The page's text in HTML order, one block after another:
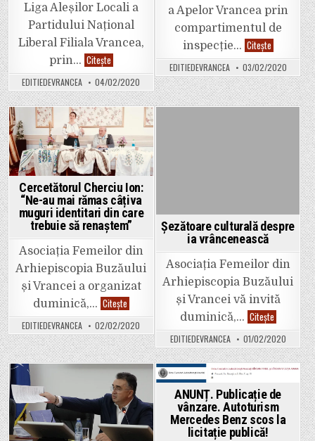
Liga Aleșilor Locali a
Partidului Național
Liberal Filiala Vrancea,
prin… CiteșteLiga
Aleșilor
Locali
a
depus
astăzi
o
plângere
prealabilă
la
Consiliul
Județean
prin
care
sesizează
modul
discreționar
de
împărțire
a
banului
public
EDITIEDEVRANCEA 04/02/2020
a Apelor Vrancea prin
compartimentul de
inspecție… CiteșteSGA
a
derulat
controale
pe
principalele
cursuri
de
sistemului
EDITIEDEVRANCEA 03/02/2020
Posted
in
Cercetătorul Cherciu Ion:
“Ne-au mai rămas câțiva
muguri identitari din care
trebuie să renaștem”
Asociația Femeilor din
Arhiepiscopia Buzăului
și Vrancei a organizat
duminică,… CiteșteCercetătorul
Cherciu
Ion:
“Ne-
au
mai
rămas
câțiva
muguri
identitari
din
care
trebuie
să
renaștem”
EDITIEDEVRANCEA 02/02/2020
Șezătoare culturală despre
ia vrâncenească
Asociația Femeilor din
Arhiepiscopia Buzăului
și Vrancei vă invită
duminică,… CiteșteȘezătoare
culturală
despre
ia
EDITIEDEVRANCEA 01/02/2020
Posted
in
Posted
in
ANUNȚ. Publicație de
vânzare. Autoturism
Mercedes Benz scos la
licitație publică!